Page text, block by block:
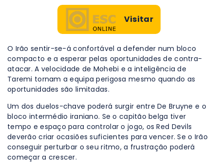
Visitar
O Irão sentir-se-á confortável a defender num bloco
compacto e a esperar pelas oportunidades de contra-
atacar. A velocidade de Mohebi e a inteligência de
Taremi tornam a equipa perigosa mesmo quando as
oportunidades são limitadas.
Um dos duelos-chave poderá surgir entre De Bruyne e o
bloco intermédio iraniano. Se o capitão belga tiver
tempo e espaço para controlar o jogo, os Red Devils
deverão criar ocasiões suficientes para vencer. Se o Irão
conseguir perturbar o seu ritmo, a frustração poderá
começar a crescer.